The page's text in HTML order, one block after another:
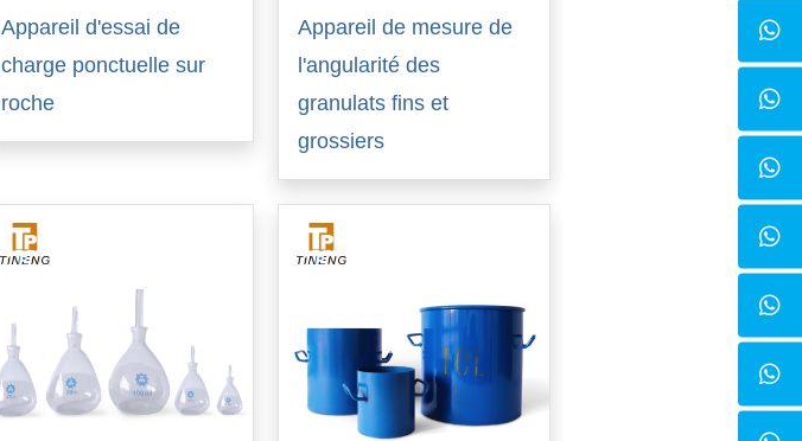
Appareil d'essai de
charge ponctuelle sur
roche
Appareil de mesure de
l'angularité des
granulats fins et
grossiers